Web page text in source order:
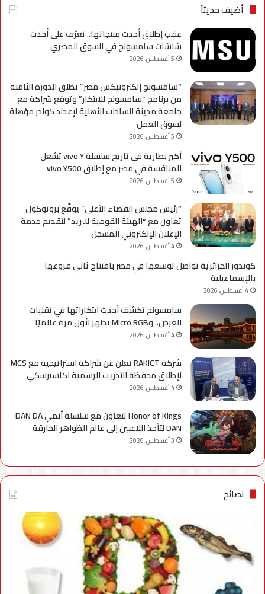
Galaxy
A
أضيف حديثاً
عقب إطلاق أحدث منتجاتها.. تعرّف على أحدث
شاشات سامسونج في السوق المصري
5 أغسطس، 2026
“سامسونج إلكترونيكس مصر” تطلق الدورة الثامنة
من برنامج “سامسونج للابتكار” وتوقع شراكة مع
جامعة مدينة السادات الأهلية لإعداد كوادر مؤهلة
لسوق العمل
5 أغسطس، 2026
أكبر بطارية في تاريخ سلسلة vivo Y تشعل
المنافسة في مصر مع إطلاق vivo Y500
5 أغسطس، 2026
“رئيس مجلس القضاء الأعلى” يوقّع بروتوكول
تعاون مع “الهيئة القومية للبريد” لتقديم خدمة
الإعلان الإلكتروني المسجل
4 أغسطس، 2026
كوندور الجزائرية تواصل توسعها في مصر بافتتاح ثاني فروعها
بالإسماعيلية
4 أغسطس، 2026
سامسونج تكشف أحدث ابتكاراتها في تقنيات
العرض.. وMicro RGB تظهر لأول مرة عالميًا
4 أغسطس، 2026
شركة RAKICT تعلن عن شراكة استراتيجية مع MCS
لإطلاق محفظة التدريب الرسمية لكاسبرسكي
4 أغسطس، 2026
Honor of Kings تتعاون مع سلسلة أنمي DAN DA
DAN لتأخذ اللاعبين إلى عالم الظواهر الخارقة
3 أغسطس، 2026
نصائح